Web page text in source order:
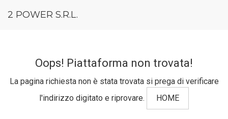
2 POWER S.R.L.
Oops! Piattaforma non trovata!
La pagina richiesta non è stata trovata si prega di verificare
l'indirizzo digitato e riprovare.
HOME